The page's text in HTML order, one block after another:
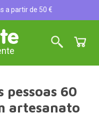
a partir de 50 €
pessoas 60
artesanato